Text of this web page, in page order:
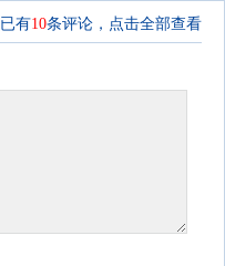
已有10条评论， 点击全部查看